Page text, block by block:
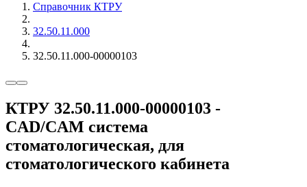
Справочник КТРУ
32.50.11.000
32.50.11.000-00000103
КТРУ 32.50.11.000-00000103 -
CAD/CAM система
стоматологическая, для
стоматологического кабинета